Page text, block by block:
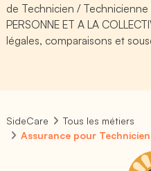
de Technicien / Technicienne
PERSONNE ET A LA
légales, comparaisons et
SideCare
Tous les métiers
Assurance pour